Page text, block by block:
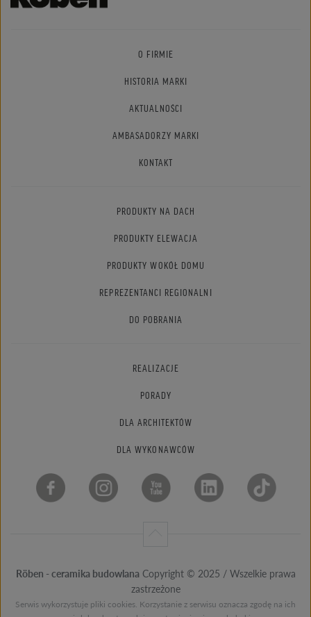
O FIRMIE
HISTORIA MARKI
AKTUALNOŚCI
AMBASADORZY MARKI
KONTAKT
PRODUKTY NA DACH
PRODUKTY ELEWACJA
PRODUKTY WOKÓŁ DOMU
REPREZENTANCI REGIONALNI
DO POBRANIA
REALIZACJE
PORADY
DLA ARCHITEKTÓW
DLA WYKONAWCÓW
Röben - ceramika budowlana Copyright © 2025 / Wszelkie prawa
zastrzeżone
Serwis wykorzystuje pliki cookies. Korzystanie z serwisu oznacza zgodę na ich